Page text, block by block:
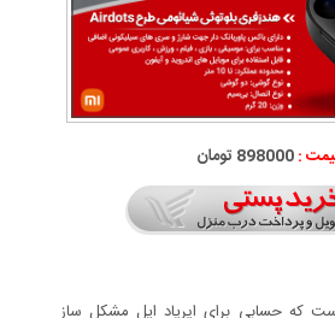
:898000 تومان
ست که حسابی برای ایرپاد اپل مشکل ساز